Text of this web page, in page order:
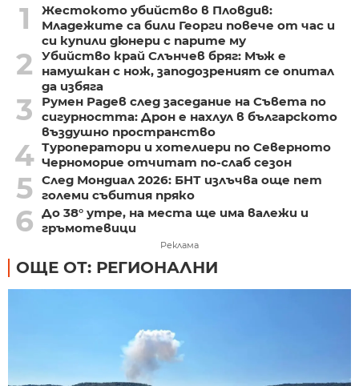
1
Жестокото убийство в Пловдив:
Младежите са били Георги повече от час и
си купили дюнери с парите му
2
Убийство край Слънчев бряг: Мъж е
намушкан с нож, заподозреният се опитал
да избяга
3
Румен Радев след заседание на Съвета по
сигурността: Дрон е нахлул в българското
въздушно пространство
4 Туроператори и хотелиери по Северното
Черноморие отчитат по-слаб сезон
5 След Мондиал 2026: БНТ излъчва още пет
големи събития пряко
6 До 38° утре, на места ще има валежи и
гръмотевици
Реклама
ОЩЕ ОТ: РЕГИОНАЛНИ